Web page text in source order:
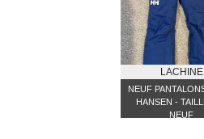
LACHINE
NEUF
HANSEN -
NEUF